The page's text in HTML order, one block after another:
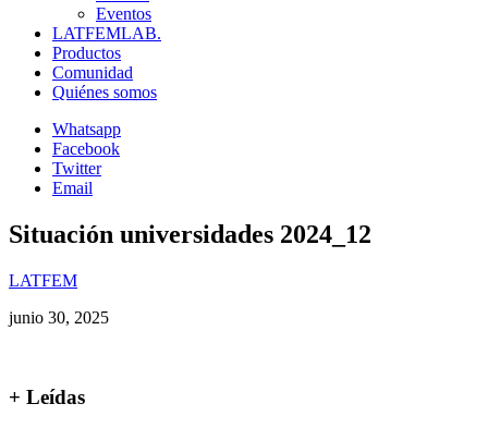
Eventos
LATFEMLAB.
Productos
Comunidad
Quiénes somos
Whatsapp
Facebook
Twitter
Email
Situación universidades 2024_12
LATFEM
junio 30, 2025
+ Leídas